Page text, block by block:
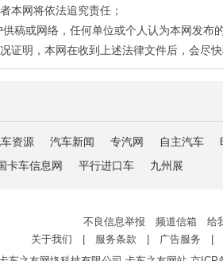
本网将依法追究责任；
稿或网络，任何单位或个人认为本网发布
证明，本网在收到上述法律文件后，会尽快
资源 汽车新闻 专汽网 自主汽车
卡车信息网 平行进口车 九州展
不良信息举报 频道信箱 给
关于我们
服务条款 广告服务